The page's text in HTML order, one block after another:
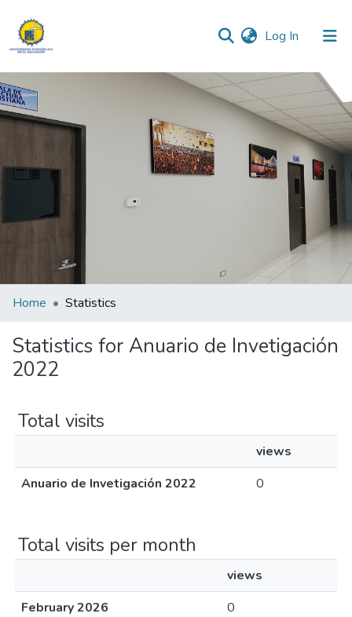
Log In (current)
Communities & Collections
All of DSpace
Home Statistics
Statistics for Anuario de Invetigación
2022
Total visits
views
Anuario de Invetigación 2022
0
Total visits per month
views
February 2026
0